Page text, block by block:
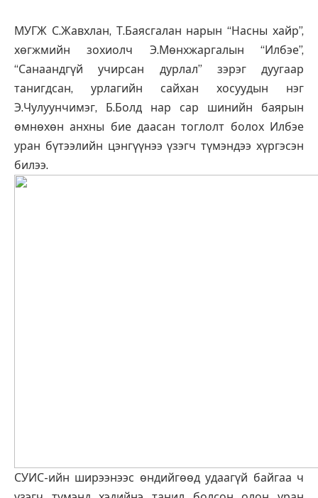
МУГЖ С.Жавхлан, Т.Баясгалан нарын “Насны хайр”,
хөгжмийн зохиолч Э.Мөнхжаргалын “Илбэе”,
“Санаандгүй учирсан дурлал” зэрэг дуугаар
танигдсан, урлагийн сайхан хосуудын нэг
Э.Чулуунчимэг, Б.Болд нар сар шинийн баярын
өмнөхөн анхны бие даасан тоглолт болох Илбэе
уран бүтээлийн цэнгүүнээ үзэгч түмэндээ хүргэсэн
билээ.
СУИС-ийн ширээнээс өндийгөөд удаагүй байгаа ч